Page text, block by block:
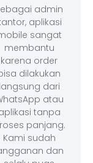
admin
aplikasi
sangat
membantu
karena order
dilakukan
langsung dari
atau
tanpa
panjang.
Kami sudah
dan